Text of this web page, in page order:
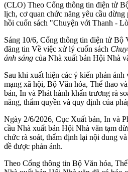
(CLO) Theo Cổng thông tin điện tử
lịch, cơ quan chức năng yêu cầu dừng
hồi cuốn sách "Chuyện với Thanh -
Sáng 10/6, Cổng thông tin điện tử Bộ
đăng tin Về việc xử lý cuốn sách
ánh sáng của Nhà xuất bản Hội Nhà
Sau khi xuất hiện các ý kiến phản ánh
mạng xã hội, Bộ Văn hóa, Thể thao
bản, In và Phát hành khẩn trương rà
năng, thẩm quyền và quy định của
Ngày 2/6/2026, Cục Xuất bản, In và
cầu Nhà xuất bản Hội Nhà văn tạm
chức rà soát, thẩm định lại nội dung
đề được phản ánh.
Theo Cổng thông tin Bộ Văn hóa,